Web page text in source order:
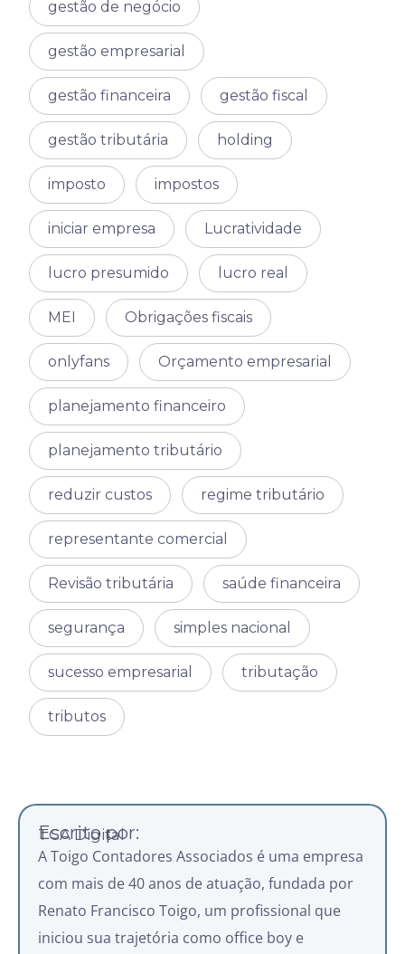
gestão de negócio
gestão empresarial
gestão financeira gestão fiscal
gestão tributária holding
imposto impostos
iniciar empresa Lucratividade
lucro presumido lucro real
MEI Obrigações fiscais
onlyfans Orçamento empresarial
planejamento financeiro
planejamento tributário
reduzir custos regime tributário
representante comercial
Revisão tributária saúde financeira
segurança simples nacional
sucesso empresarial tributação
tributos
Escrito por:
TCA Digital
A Toigo Contadores Associados é uma empresa
com mais de 40 anos de atuação, fundada por
Renato Francisco Toigo, um profissional que
iniciou sua trajetória como office boy e